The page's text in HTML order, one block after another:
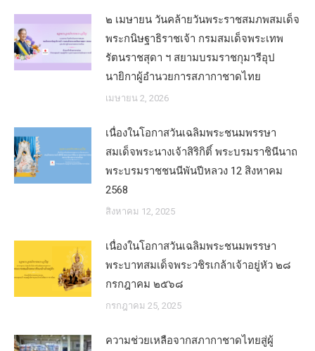
๒ เมษายน วันคล้ายวันพระราชสมภพสมเด็จ
พระกนิษฐาธิราชเจ้า กรมสมเด็จพระเทพ
รัตนราชสุดา ฯ สยามบรมราชกุมารีอุป
นายิกาผู้อำนวยการสภากาชาดไทย
เมษายน 2, 2026
เนื่องในโอกาสวันเฉลิมพระชนมพรรษา
สมเด็จพระนางเจ้าสิริกิติ์ พระบรมราชินีนาถ
พระบรมราชชนนีพันปีหลวง 12 สิงหาคม
2568
สิงหาคม 12, 2025
เนื่องในโอกาสวันเฉลิมพระชนมพรรษา
พระบาทสมเด็จพระวชิรเกล้าเจ้าอยู่หัว ๒๘
กรกฎาคม ๒๕๖๘
กรกฎาคม 25, 2025
ความช่วยเหลือจากสภากาชาดไทยสู่ผู้